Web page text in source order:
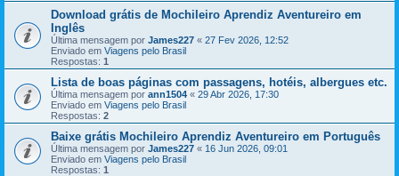
Download grátis de Mochileiro Aprendiz Aventureiro em
Inglês
Última mensagem por James227 « 27 Fev 2026, 12:52
Enviado em Viagens pelo Brasil
Respostas: 1
Lista de boas páginas com passagens, hotéis, albergues etc.
Última mensagem por ann1504 « 29 Abr 2026, 17:30
Enviado em Viagens pelo Brasil
Respostas: 2
Baixe grátis Mochileiro Aprendiz Aventureiro em Português
Última mensagem por James227 « 16 Jun 2026, 09:01
Enviado em Viagens pelo Brasil
Respostas: 1